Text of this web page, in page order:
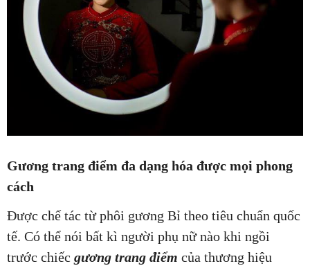
Gương trang điểm đa dạng hóa được mọi phong
cách
Được chế tác từ phôi gương Bỉ theo tiêu chuẩn quốc
tế. Có thể nói bất kì người phụ nữ nào khi ngồi
trước chiếc gương trang điểm của thương hiệu